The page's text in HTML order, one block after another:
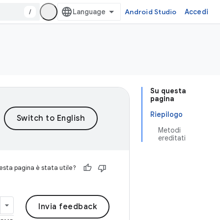
/ Android Studio Accedi
Su questa
pagina
Riepilogo
Metodi
ereditati
pagina è stata utile?
Invia feedback